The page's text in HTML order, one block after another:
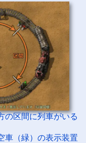
の区間に列車がいる
車（緑）の表示装置